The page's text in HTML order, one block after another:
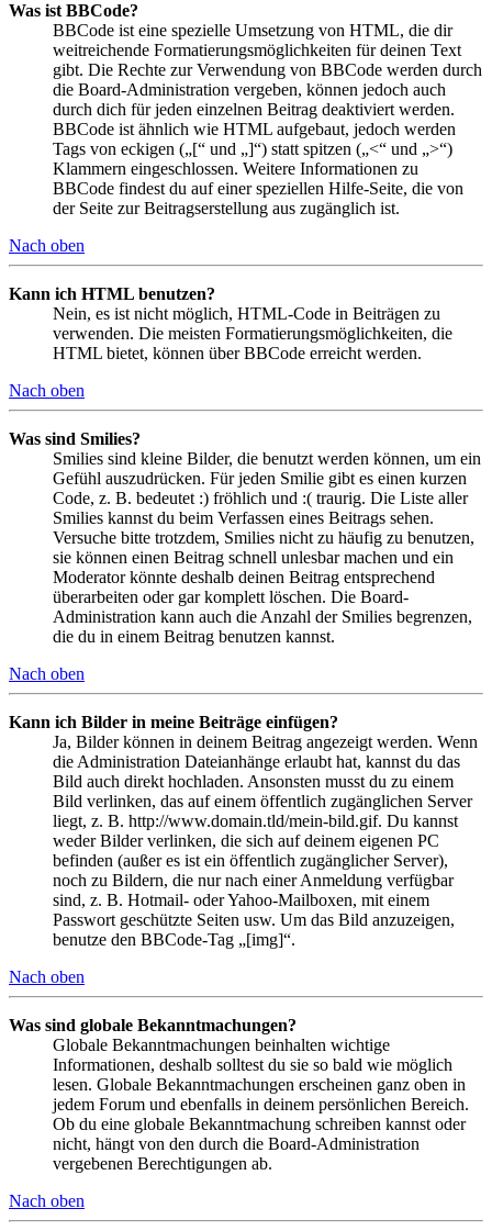
Was ist BBCode?
BBCode ist eine spezielle Umsetzung von HTML, die dir
weitreichende Formatierungsmöglichkeiten für deinen Text
gibt. Die Rechte zur Verwendung von BBCode werden durch
die Board-Administration vergeben, können jedoch auch
durch dich für jeden einzelnen Beitrag deaktiviert werden.
BBCode ist ähnlich wie HTML aufgebaut, jedoch werden
Tags von eckigen („[“ und „]“) statt spitzen („<“ und „>“)
Klammern eingeschlossen. Weitere Informationen zu
BBCode findest du auf einer speziellen Hilfe-Seite, die von
der Seite zur Beitragserstellung aus zugänglich ist.
Nach oben
Kann ich HTML benutzen?
Nein, es ist nicht möglich, HTML-Code in Beiträgen zu
verwenden. Die meisten Formatierungsmöglichkeiten, die
HTML bietet, können über BBCode erreicht werden.
Nach oben
Was sind Smilies?
Smilies sind kleine Bilder, die benutzt werden können, um ein
Gefühl auszudrücken. Für jeden Smilie gibt es einen kurzen
Code, z. B. bedeutet :) fröhlich und :( traurig. Die Liste aller
Smilies kannst du beim Verfassen eines Beitrags sehen.
Versuche bitte trotzdem, Smilies nicht zu häufig zu benutzen,
sie können einen Beitrag schnell unlesbar machen und ein
Moderator könnte deshalb deinen Beitrag entsprechend
überarbeiten oder gar komplett löschen. Die Board-
Administration kann auch die Anzahl der Smilies begrenzen,
die du in einem Beitrag benutzen kannst.
Nach oben
Kann ich Bilder in meine Beiträge einfügen?
Ja, Bilder können in deinem Beitrag angezeigt werden. Wenn
die Administration Dateianhänge erlaubt hat, kannst du das
Bild auch direkt hochladen. Ansonsten musst du zu einem
Bild verlinken, das auf einem öffentlich zugänglichen Server
liegt, z. B. http://www.domain.tld/mein-bild.gif. Du kannst
weder Bilder verlinken, die sich auf deinem eigenen PC
befinden (außer es ist ein öffentlich zugänglicher Server),
noch zu Bildern, die nur nach einer Anmeldung verfügbar
sind, z. B. Hotmail- oder Yahoo-Mailboxen, mit einem
Passwort geschützte Seiten usw. Um das Bild anzuzeigen,
benutze den BBCode-Tag „[img]“.
Nach oben
Was sind globale Bekanntmachungen?
Globale Bekanntmachungen beinhalten wichtige
Informationen, deshalb solltest du sie so bald wie möglich
lesen. Globale Bekanntmachungen erscheinen ganz oben in
jedem Forum und ebenfalls in deinem persönlichen Bereich.
Ob du eine globale Bekanntmachung schreiben kannst oder
nicht, hängt von den durch die Board-Administration
vergebenen Berechtigungen ab.
Nach oben